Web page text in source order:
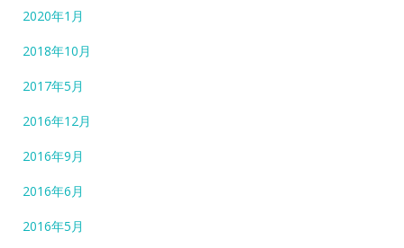
2020年1月
2018年10月
2017年5月
2016年12月
2016年9月
2016年6月
2016年5月